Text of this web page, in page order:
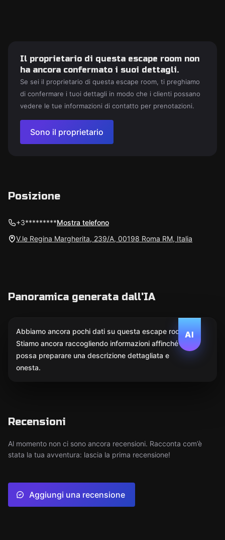
Il proprietario di questa escape room non
ha ancora confermato i suoi dettagli.
Se sei il proprietario di questa escape room, ti preghiamo
di confermare i tuoi dettagli in modo che i clienti possano
vedere le tue informazioni di contatto per prenotazioni.
Sono il proprietario
Posizione
+3*********Mostra telefono
V.le Regina Margherita, 239/A, 00198 Roma RM, Italia
Panoramica generata dall'IA
AI
Abbiamo ancora pochi dati su questa escape room.
Stiamo ancora raccogliendo informazioni affinché l'IA
possa preparare una descrizione dettagliata e
onesta.
Recensioni
Al momento non ci sono ancora recensioni. Racconta com’è
stata la tua avventura: lascia la prima recensione!
Aggiungi una recensione